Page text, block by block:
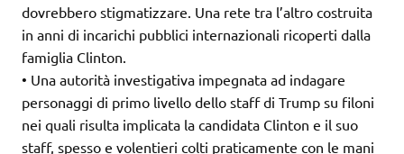
dovrebbero stigmatizzare. Una rete tra l’altro costruita
in anni di incarichi pubblici internazionali ricoperti dalla
famiglia Clinton.
• Una autorità investigativa impegnata ad indagare
personaggi di primo livello dello staff di Trump su filoni
nei quali risulta implicata la candidata Clinton e il suo
staff, spesso e volentieri colti praticamente con le mani